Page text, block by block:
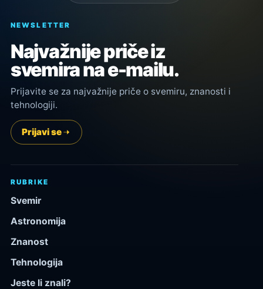
NEWSLETTER
Najvažnije priče iz
svemira na e-mailu.
Prijavite se za najvažnije priče o svemiru, znanosti i
tehnologiji.
Prijavi se
RUBRIKE
Svemir
Astronomija
Znanost
Tehnologija
Jeste li znali?